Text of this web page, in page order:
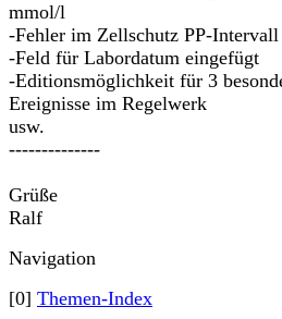
mmol/l
-Fehler im Zellschutz PP-
-Feld für Labordatum eingefügt
-Editionsmöglichkeit für 3
Ereignisse im Regelwerk
usw.
--------------
Grüße
Ralf
Navigation
[0] Themen-Index